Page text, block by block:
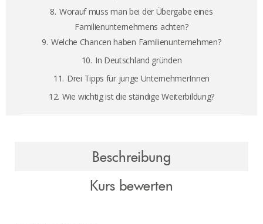
8. Worauf muss man bei der Übergabe eines
Familienunternehmens achten?
9. Welche Chancen haben Familienunternehmen?
10. In Deutschland gründen
11. Drei Tipps für junge UnternehmerInnen
12. Wie wichtig ist die ständige Weiterbildung?
Beschreibung
Kurs bewerten